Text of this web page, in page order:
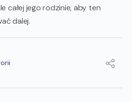
całej jego rodzinie, aby ten
dalej.